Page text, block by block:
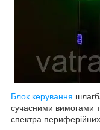
Блок керування
сучасними вимогами
спектра периферійних